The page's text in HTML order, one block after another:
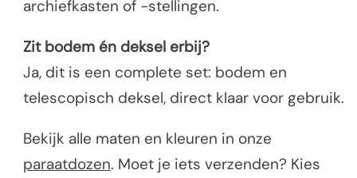
archiefkasten of -stellingen.
Zit bodem én deksel erbij?
Ja, dit is een complete set: bodem en
telescopisch deksel, direct klaar voor gebruik.
Bekijk alle maten en kleuren in onze
paraatdozen. Moet je iets verzenden? Kies